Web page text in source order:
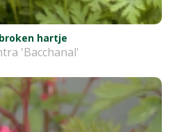
hartje
'Bacchanal'